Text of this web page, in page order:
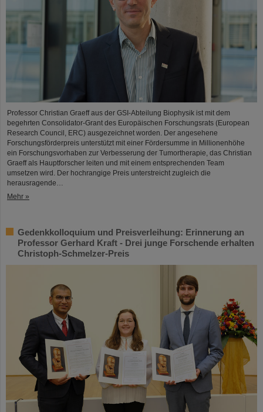
Professor Christian Graeff aus der GSI-Abteilung Biophysik ist mit dem
begehrten Consolidator-Grant des Europäischen Forschungsrats (European
Research Council, ERC) ausgezeichnet worden. Der angesehene
Forschungsförderpreis unterstützt mit einer Fördersumme in Millionenhöhe
ein Forschungsvorhaben zur Verbesserung der Tumortherapie, das Christian
Graeff als Hauptforscher leiten und mit einem entsprechenden Team
umsetzen wird. Der hochrangige Preis unterstreicht zugleich die
herausragende…
Mehr »
Gedenkkolloquium und Preisverleihung: Erinnerung an
Professor Gerhard Kraft - Drei junge Forschende erhalten
Christoph-Schmelzer-Preis